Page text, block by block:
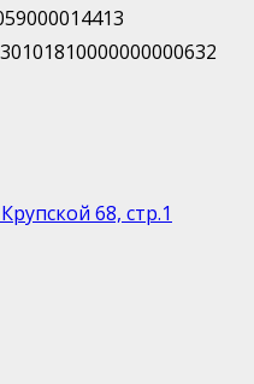
30101810000000000632
68, стр.1